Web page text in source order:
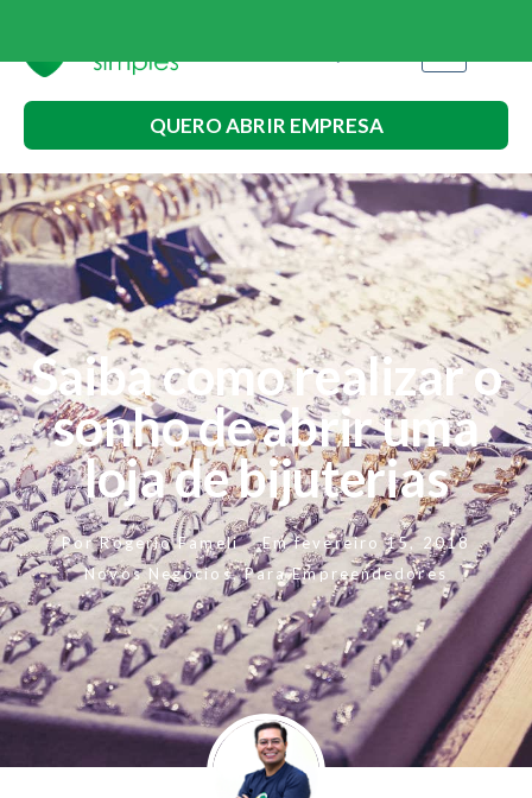
QUERO ABRIR EMPRESA
Saiba como realizar o
sonho de abrir uma
loja de bijuterias
PorRogerio Fameli Em fevereiro 15, 2018
Novos Negócios,Para Empreendedores